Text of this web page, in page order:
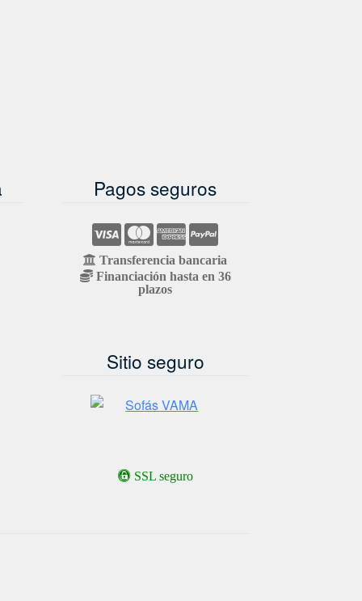
Pagos seguros
Transferencia bancaria
Financiación hasta en 36
plazos
Sitio seguro
SSL seguro